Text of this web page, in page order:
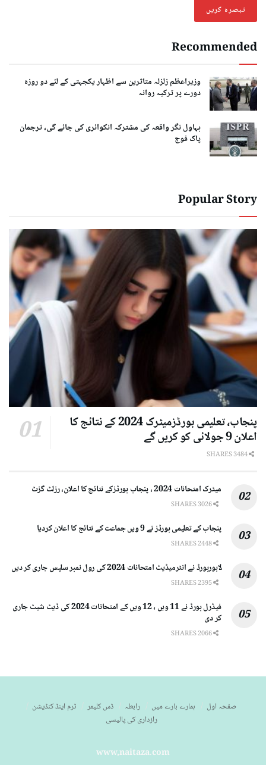
Recommended
وزیراعظم زلزلہ متاثرین سے اظہار یکجہتی کے لئے دو روزہ
دورے پر ترکیہ روانہ
بہاول نگر واقعہ کی مشترکہ انکوائری کی جائے گی، ترجمان
پاک فوج
Popular Story
پنجاب، تعلیمی بورڈزمیٹرک 2024 کے نتائج کا
اعلان 9 جولائی کو کریں گے
میٹرک امتحانات 2024 ، پنجاب بورڈزکے نتائج کا اعلان، رزلٹ گزٹ
پنجاب کے تعلیمی بورڈز نے 9 ویں جماعت کے نتائج کا اعلان کردیا
لاہوربورڈ نے انٹرمیڈیٹ امتحانات 2024 کی رول نمبر سلپس جاری کر دیں
فیڈرل بورڈ نے 11 ویں ، 12 ویں کے امتحانات 2024 کی ڈیٹ شیٹ جاری
کر دی
صفحہ اول ہمارے بارے میں رابطہ ڈس کلیمر
ٹرم اینڈ کنڈیشن
رازداری کی پالیسی
www,naitaza.com